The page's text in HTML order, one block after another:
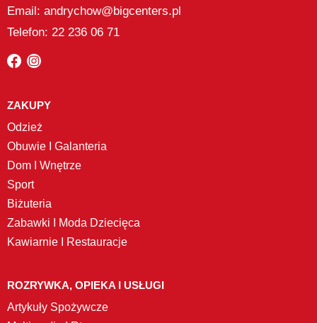
Email: andrychow@bigcenters.pl
Telefon: 22 236 06 71
ZAKUPY
Odzież
Obuwie I Galanteria
Dom I Wnętrze
Sport
Biżuteria
Zabawki I Moda Dziecięca
Kawiarnie I Restauracje
ROZRYWKA, OPIEKA I USŁUGI
Artykuły Spożywcze